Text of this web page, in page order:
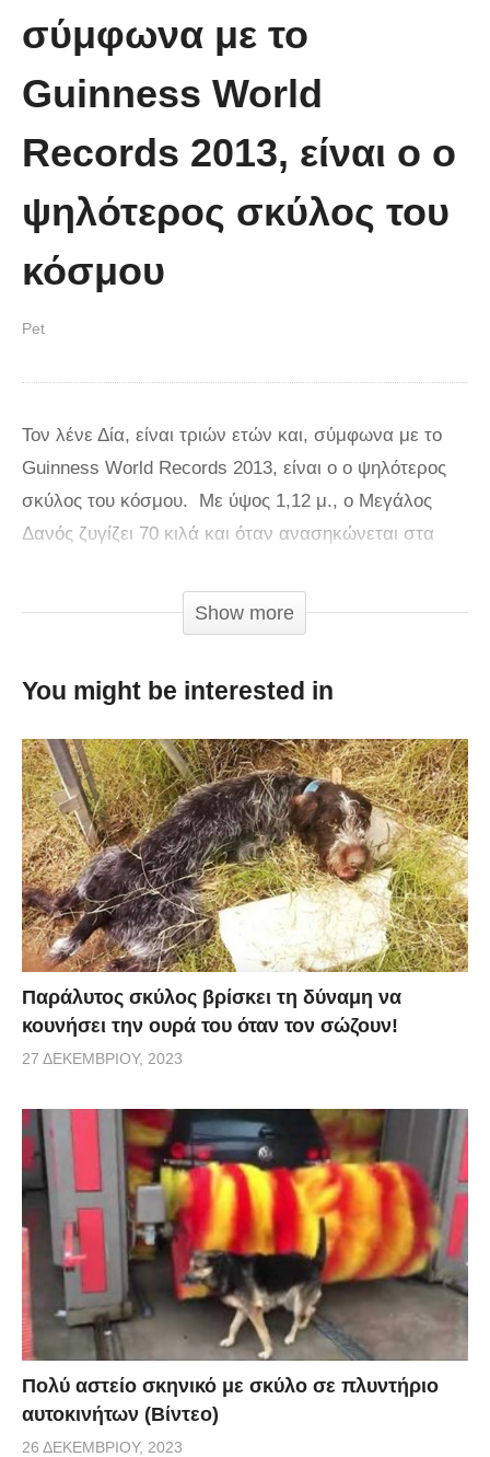
στον κόσμο!! (Video)
σύμφωνα με το
Guinness World
Records 2013, είναι ο ο
ψηλότερος σκύλος του
κόσμου
Pet
Τον λένε Δία, είναι τριών ετών και, σύμφωνα με το
Guinness World Records 2013, είναι ο ο ψηλότερος
σκύλος του κόσμου. Με ύψος 1,12 μ., ο Μεγάλος
Δανός ζυγίζει 70 κιλά και όταν ανασηκώνεται στα
στο Μίσιγκαν και η ιδιοκτήτριά του Ντενίζ Ντόρλαγκ
τον περιγράφει ως «ευγενικό και πολύ φιλικό προς
πήρε τα σκήπτρα του ψηλότερου σκύλου από τον
Show more
You might be interested in
Παράλυτος σκύλος βρίσκει τη δύναμη να
κουνήσει την ουρά του όταν τον σώζουν!
27 ΔΕΚΕΜΒΡΊΟΥ, 2023
Πολύ αστείο σκηνικό με σκύλο σε πλυντήριο
αυτοκινήτων (Βίντεο)
26 ΔΕΚΕΜΒΡΊΟΥ, 2023